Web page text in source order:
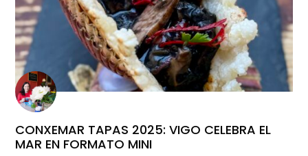
CONXEMAR TAPAS 2025: VIGO CELEBRA EL
MAR EN FORMATO MINI